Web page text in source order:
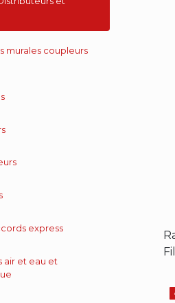
murales coupleurs
express
air et eau et